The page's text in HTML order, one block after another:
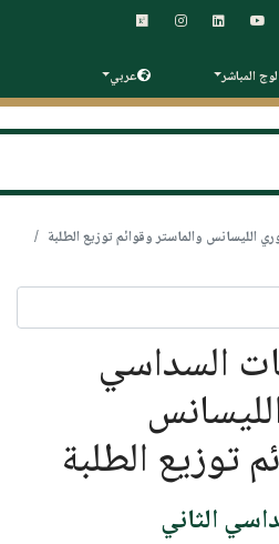
المباشر عربي
الليسانس والماستر وقوائم توزيع الطلبة
السداسي
توزيع الطلبة
الثاني